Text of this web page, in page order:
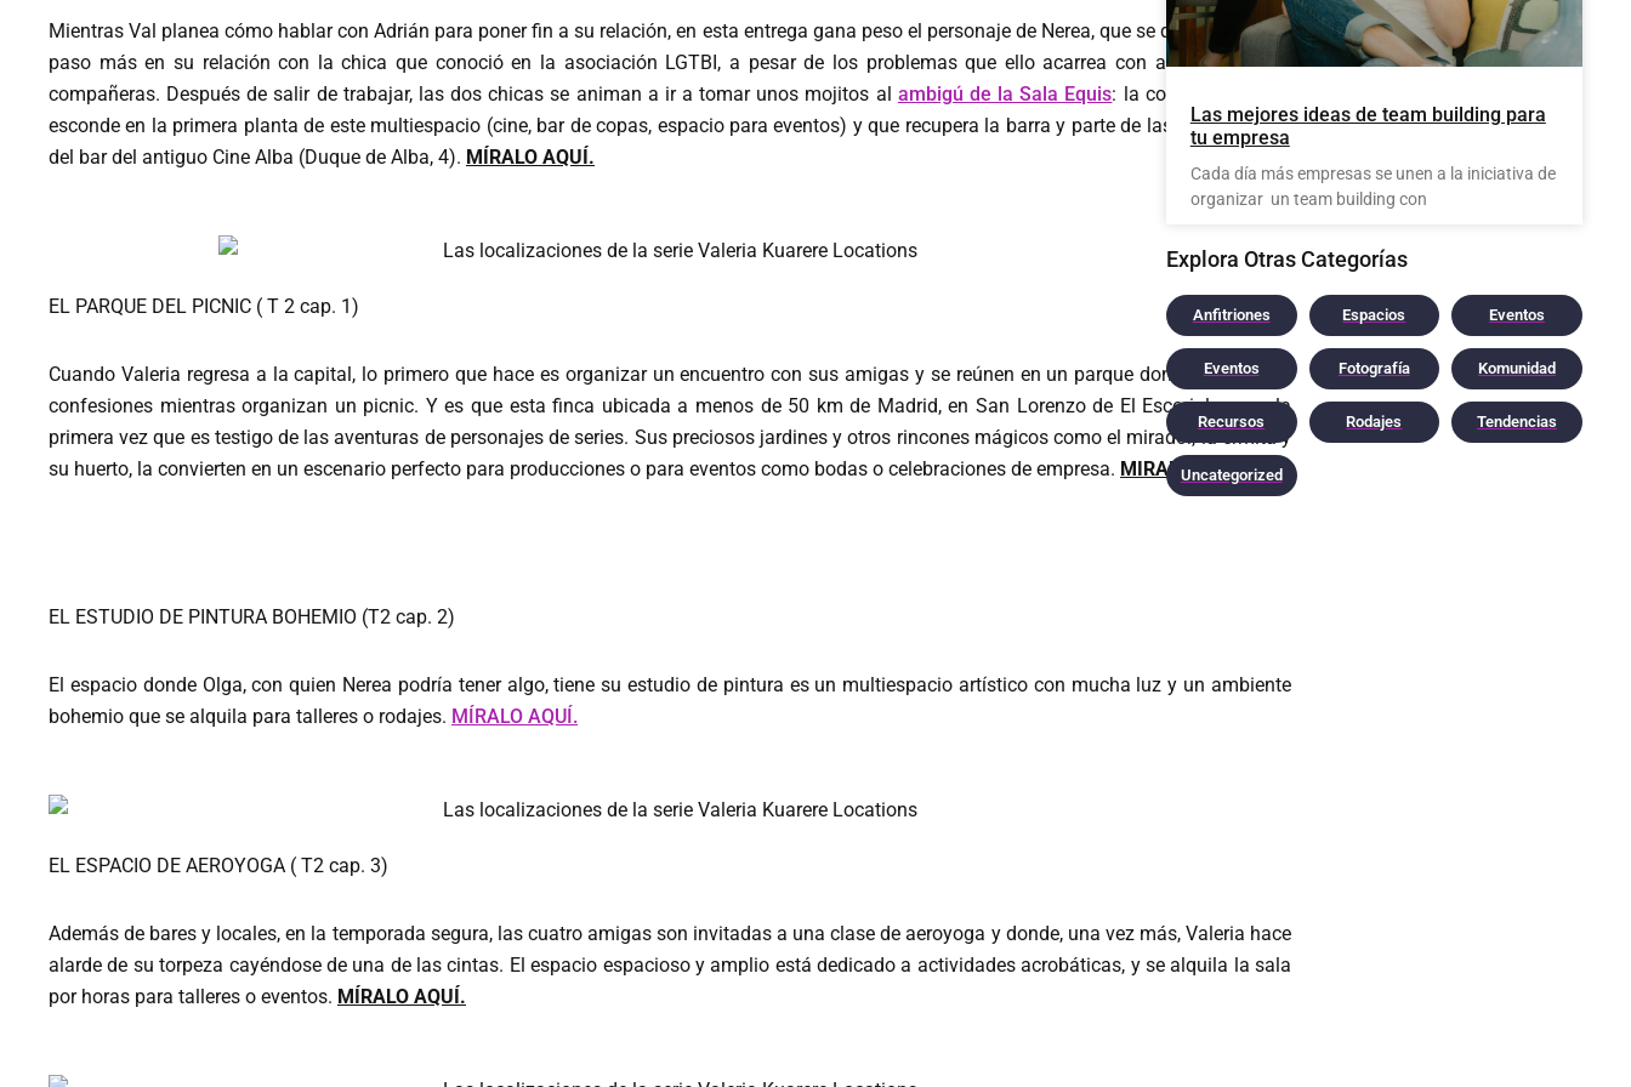
Mientras Val planea cómo hablar con Adrián para poner fin a su relación, en esta entrega gana peso el personaje de Nerea, que se decide a dar un
paso más en su relación con la chica que conoció en la asociación LGTBI, a pesar de los problemas que ello acarrea con algunas de sus
compañeras. Después de salir de trabajar, las dos chicas se animan a ir a tomar unos mojitos al ambigú de la Sala Equis: la coctelería que se
esconde en la primera planta de este multiespacio (cine, bar de copas, espacio para eventos) y que recupera la barra y parte de las instalaciones
del bar del antiguo Cine Alba (Duque de Alba, 4). MÍRALO AQUÍ.
EL PARQUE DEL PICNIC ( T 2 cap. 1)
Cuando Valeria regresa a la capital, lo primero que hace es organizar un encuentro con sus amigas y se reúnen en un parque donde comparten
confesiones mientras organizan un picnic. Y es que esta finca ubicada a menos de 50 km de Madrid, en San Lorenzo de El Escorial, no es la
primera vez que es testigo de las aventuras de personajes de series. Sus preciosos jardines y otros rincones mágicos como el mirador, la ermita y
su huerto, la convierten en un escenario perfecto para producciones o para eventos como bodas o celebraciones de empresa. MIRALO AQUÍ.
EL ESTUDIO DE PINTURA BOHEMIO (T2 cap. 2)
El espacio donde Olga, con quien Nerea podría tener algo, tiene su estudio de pintura es un multiespacio artístico con mucha luz y un ambiente
bohemio que se alquila para talleres o rodajes. MÍRALO AQUÍ.
EL ESPACIO DE AEROYOGA ( T2 cap. 3)
Además de bares y locales, en la temporada segura, las cuatro amigas son invitadas a una clase de aeroyoga y donde, una vez más, Valeria hace
alarde de su torpeza cayéndose de una de las cintas. El espacio espacioso y amplio está dedicado a actividades acrobáticas, y se alquila la sala
por horas para talleres o eventos. MÍRALO AQUÍ.
Las mejores ideas de team building para
tu empresa
Cada día más empresas se unen a la iniciativa de
organizar un team building con
Explora Otras Categorías
Anfitriones Espacios Eventos
Eventos Fotografía Komunidad
Recursos Rodajes Tendencias
Uncategorized